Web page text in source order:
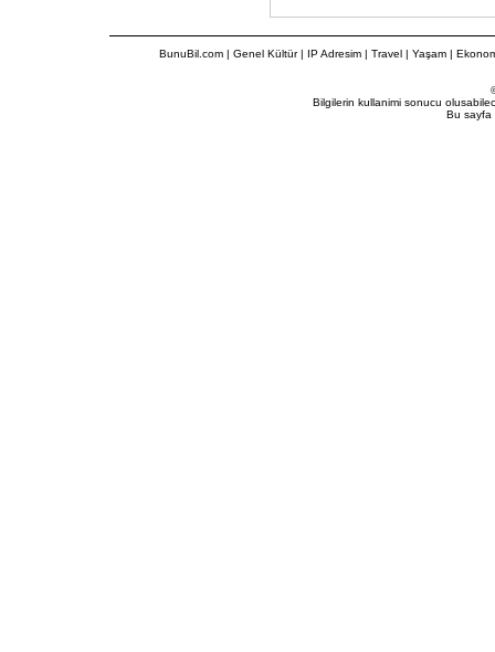
BunuBil.com| Genel Kültür| IP Adresim| Travel| Yaşam |
Bilgilerin kullanimi sonucu
Bu sayfa